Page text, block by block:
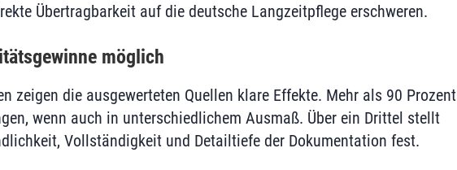
Übertragbarkeit auf die deutsche Langzeitpflege erschweren.
möglich
zeigen die ausgewerteten Quellen klare Effekte. Mehr als 90 Prozent
wenn auch in unterschiedlichem Ausmaß. Über ein Drittel stellt
Vollständigkeit und Detailtiefe der Dokumentation fest.